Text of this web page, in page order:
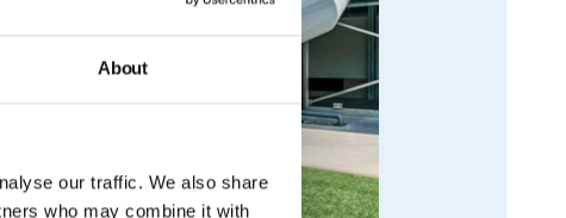
About
our traffic. We also share
who may combine it with